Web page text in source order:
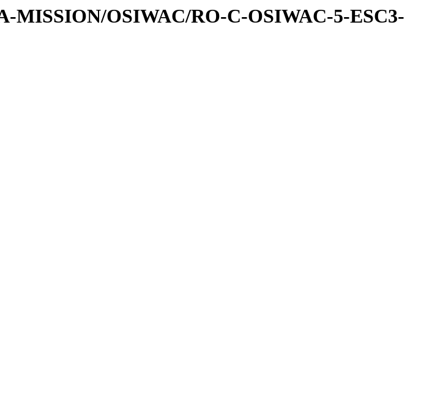
OSIWAC/RO-C-OSIWAC-5-ESC3-